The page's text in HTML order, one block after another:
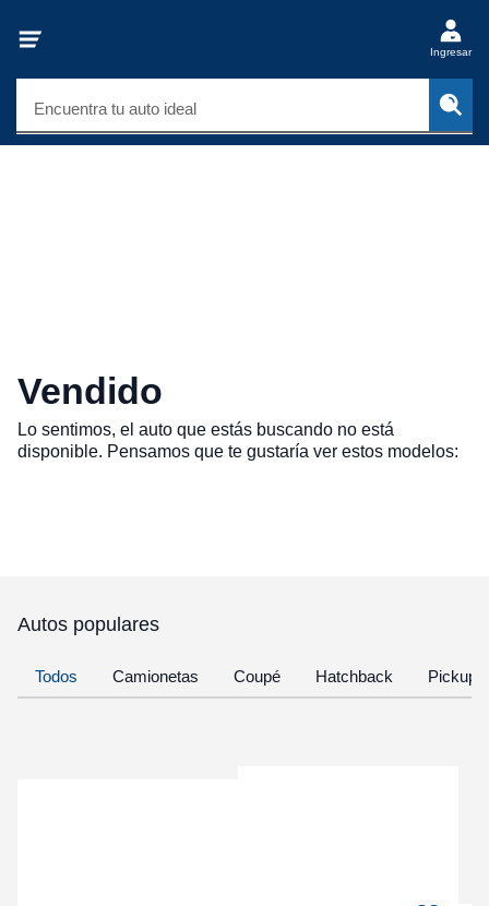
Ingresar
Encuentra tu auto ideal
Vendido
Lo sentimos, el auto que estás buscando no está
disponible. Pensamos que te gustaría ver estos modelos:
Autos populares
Todos Camionetas Coupé Hatchback Pickup